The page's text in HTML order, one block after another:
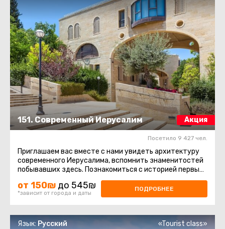
151. Современный Иерусалим Акция
Посетило 9 427 чел.
Приглашаем вас вместе с нами увидеть архитектуру
современного Иерусалима, вспомнить знаменитостей
побывавших здесь. Познакомиться с историей первых
от 150₪ до 545₪
*зависит от города и даты
ПОДРОБНЕЕ
Язык:Русский «Tourist class»